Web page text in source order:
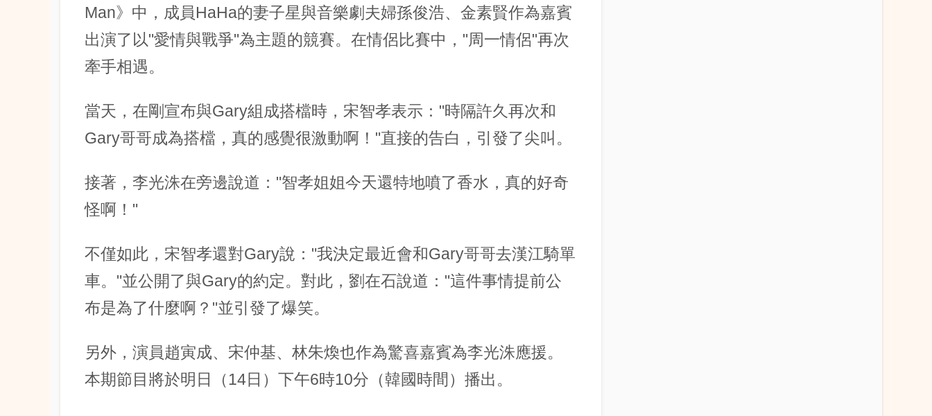
Man》中，成員HaHa的妻子星與音樂劇夫婦孫俊浩、金素賢作為嘉賓
出演了以"愛情與戰爭"為主題的競賽。在情侶比賽中，"周一情侶"再次
牽手相遇。
當天，在剛宣布與Gary組成搭檔時，宋智孝表示："時隔許久再次和
Gary哥哥成為搭檔，真的感覺很激動啊！"直接的告白，引發了尖叫。
接著，李光洙在旁邊說道："智孝姐姐今天還特地噴了香水，真的好奇
怪啊！"
不僅如此，宋智孝還對Gary說："我決定最近會和Gary哥哥去漢江騎單
車。"並公開了與Gary的約定。對此，劉在石說道："這件事情提前公
布是為了什麼啊？"並引發了爆笑。
另外，演員趙寅成、宋仲基、林朱煥也作為驚喜嘉賓為李光洙應援。
本期節目將於明日（14日）下午6時10分（韓國時間）播出。